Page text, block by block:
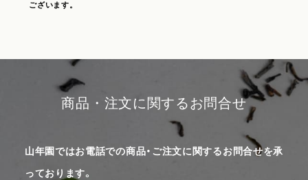
ございます。
商品・注文に関するお問合せ
山年園ではお電話での商品・ご注文に関するお問合せを承
っております。